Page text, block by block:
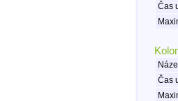
Čas
Čas